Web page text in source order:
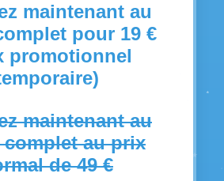
maintenant au
pour 19 €
promotionnel
maintenant au
au prix
de 49 €